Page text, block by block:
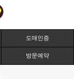
도매인증
방문예약